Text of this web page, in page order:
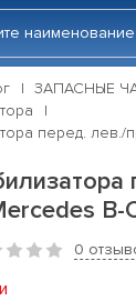
ЗАПАСНЫЕ
перед. лев./
B-
0